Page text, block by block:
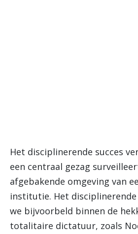
Het disciplinerende succes
een centraal gezag
afgebakende omgeving van
institutie. Het disciplinerende
we bijvoorbeld binnen de
totalitaire dictatuur, zoals